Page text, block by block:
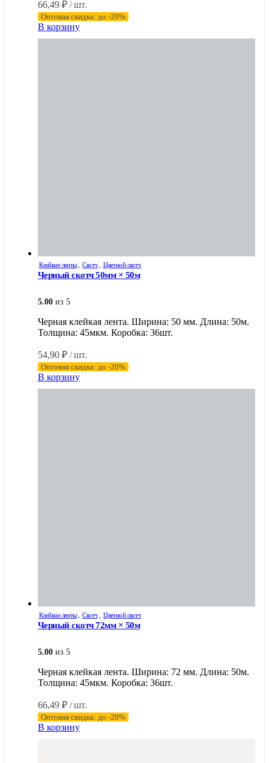
66,49 ₽ / шт.
Оптовая скидка: до -20%
В корзину
Клейкие ленты, Скотч , Цветной скотч
Черный скотч 50мм × 50м
5.00 из 5
Черная клейкая лента. Ширина: 50 мм. Длина: 50м.
Толщина: 45мкм. Коробка: 36шт.
54,90 ₽ / шт.
Оптовая скидка: до -20%
В корзину
Клейкие ленты, Скотч , Цветной скотч
Черный скотч 72мм × 50м
5.00 из 5
Черная клейкая лента. Ширина: 72 мм. Длина: 50м.
Толщина: 45мкм. Коробка: 36шт.
66,49 ₽ / шт.
Оптовая скидка: до -20%
В корзину